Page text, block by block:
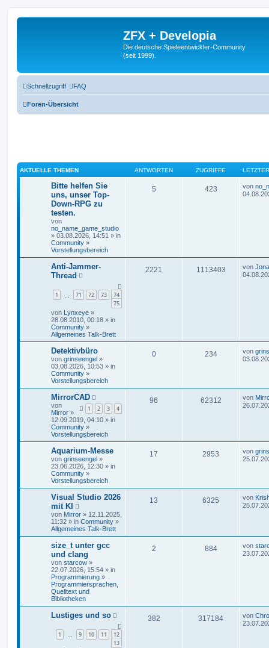
ZFX + Developia
Die deutsche Spieleentwickler-Community
(seit 1999).
Schnellzugriff FAQ
Foren-Übersicht
AKTUELLE THEMEN ANTWORTEN ZUGRIFFE
Bitte helfen Sie
uns, unser Top-
Down-RPG zu
testen.
von
no_name_game_studio
» 03.08.2026, 14:51 » in
Community »
Vorstellungsbereich
5 423 von
Anti-Jammer-
Thread
1 71 72 73
74
75
von Lynxeye »
28.08.2010, 00:18 » in
Community »
Allgemeines Talk-Brett
2221 1113403 von
Detektivbüro
von grinseengel »
03.08.2026, 10:53 » in
Community »
Vorstellungsbereich
0 234 von
MirrorCAD
1 2 3 4
von
Mirror »
12.09.2019, 04:10 » in
Community »
Vorstellungsbereich
96 62312 von
Aquarium-Messe
von grinseengel »
23.06.2026, 12:30 » in
Community »
Vorstellungsbereich
17 2953 von
Visual Studio 2026
mit KI
von Mirror » 12.11.2025,
11:32 » in Community »
Allgemeines Talk-Brett
13 6325 von
size_t unter gcc
und clang
von starcow »
22.07.2026, 15:54 » in
Programmierung »
Programmiersprachen,
Quelltext und
Bibliotheken
2 884 von
Lustiges und so
1 9 10 11
12
13
382 317184 von